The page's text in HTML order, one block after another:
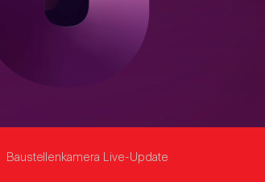
Baustellenkamera Live-Update